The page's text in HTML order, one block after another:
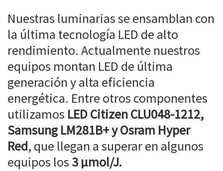
Nuestras luminarias se ensamblan con
la última tecnología LED de alto
rendimiento. Actualmente nuestros
equipos montan LED de última
generación y alta eficiencia
energética. Entre otros componentes
utilizamos LED Citizen CLU048-1212,
Samsung LM281B+ y Osram Hyper
Red, que llegan a superar en algunos
equipos los 3 µmol/J.